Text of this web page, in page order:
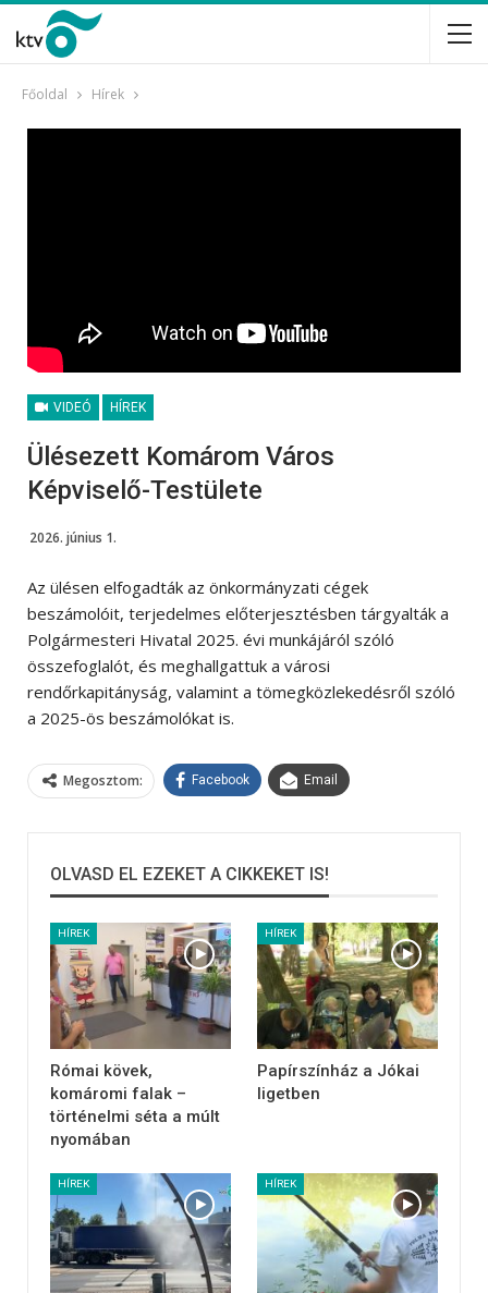
Főoldal Hírek
VIDEÓ HÍREK
Ülésezett Komárom Város
Képviselő-Testülete
2026. június 1.
Az ülésen elfogadták az önkormányzati cégek
beszámolóit, terjedelmes előterjesztésben tárgyalták a
Polgármesteri Hivatal 2025. évi munkájáról szóló
összefoglalót, és meghallgattuk a városi
rendőrkapitányság, valamint a tömegközlekedésről szóló
a 2025-ös beszámolókat is.
Megosztom: Facebook Email
OLVASD EL EZEKET A CIKKEKET IS!
HÍREK
Római kövek,
komáromi falak –
történelmi séta a múlt
nyomában
HÍREK
Papírszínház a Jókai
ligetben
HÍREK HÍREK